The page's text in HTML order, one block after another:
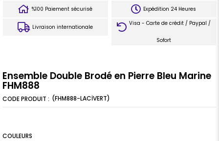
%100 Paiement sécurisé Expédition 24 Heures
Livraison internationale
Visa - Carte de crédit / Paypal /
Sofort
Ensemble Double Brodé en Pierre Bleu Marine
FHM888
(FHM888-LACİVERT)
COULEURS